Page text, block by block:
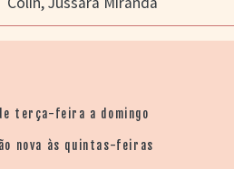
terça-feira a domingo
nova às quintas-feiras